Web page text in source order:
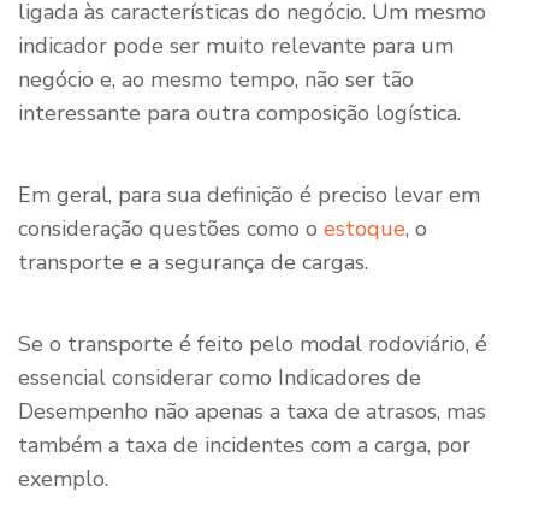
ligada às características do negócio. Um mesmo
indicador pode ser muito relevante para um
negócio e, ao mesmo tempo, não ser tão
interessante para outra composição logística.
Em geral, para sua definição é preciso levar em
consideração questões como o estoque, o
transporte e a segurança de cargas.
Se o transporte é feito pelo modal rodoviário, é
essencial considerar como Indicadores de
Desempenho não apenas a taxa de atrasos, mas
também a taxa de incidentes com a carga, por
exemplo.